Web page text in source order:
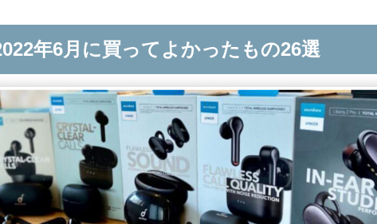
年6月に買ってよかったもの26選